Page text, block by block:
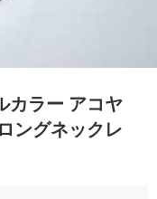
カラー アコヤ
ングネックレ